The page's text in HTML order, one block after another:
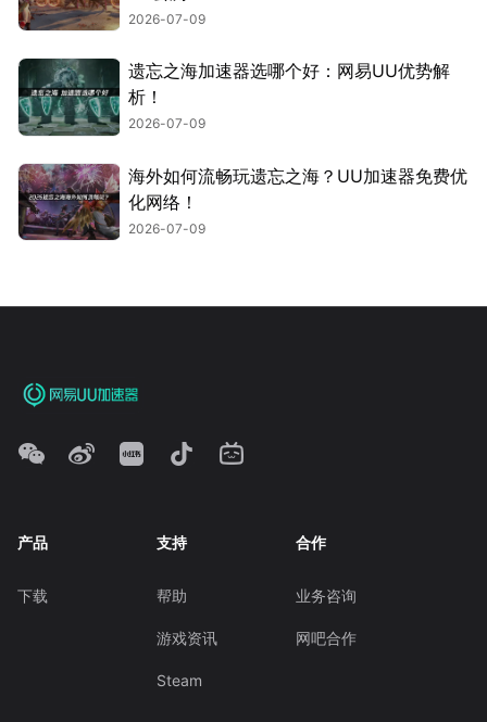
2026-07-09
遗忘之海加速器选哪个好：网易UU优势解
析！
2026-07-09
海外如何流畅玩遗忘之海？UU加速器免费优
化网络！
2026-07-09
产品
下载
支持
帮助
游戏资讯
Steam
合作
业务咨询
网吧合作